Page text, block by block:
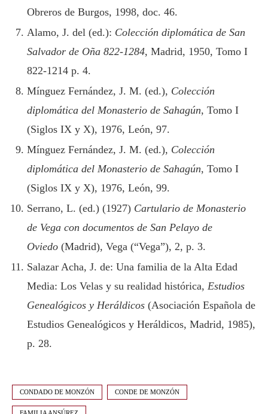
Obreros de Burgos, 1998, doc. 46.
Alamo, J. del (ed.): Colección diplomática de San
Salvador de Oña 822-1284, Madrid, 1950, Tomo I
822-1214 p. 4.
Mínguez Fernández, J. M. (ed.), Colección
diplomática del Monasterio de Sahagún, Tomo I
(Siglos IX y X), 1976, León, 97.
Mínguez Fernández, J. M. (ed.), Colección
diplomática del Monasterio de Sahagún, Tomo I
(Siglos IX y X), 1976, León, 99.
Serrano, L. (ed.) (1927) Cartulario de Monasterio
de Vega con documentos de San Pelayo de
Oviedo (Madrid), Vega (“Vega”), 2, p. 3.
Salazar Acha, J. de: Una familia de la Alta Edad
Media: Los Velas y su realidad histórica, Estudios
Genealógicos y Heráldicos (Asociación Española de
Estudios Genealógicos y Heráldicos, Madrid, 1985),
p. 28.
CONDADO DE MONZÓN CONDE DE MONZÓN